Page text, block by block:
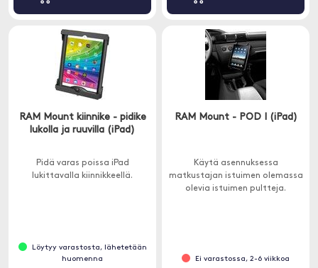
RAM Mount kiinnike - pidike
lukolla ja ruuvilla (iPad)
Pidä varas poissa iPad
lukittavalla kiinnikkeellä.
Löytyy varastosta, lähetetään
huomenna
RAM Mount - POD I (iPad)
Käytä asennuksessa
matkustajan istuimen olemassa
olevia istuimen pultteja.
Ei varastossa, 2-6 viikkoa